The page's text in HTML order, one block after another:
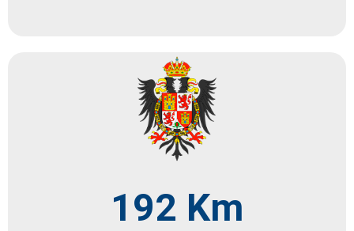
192 Km